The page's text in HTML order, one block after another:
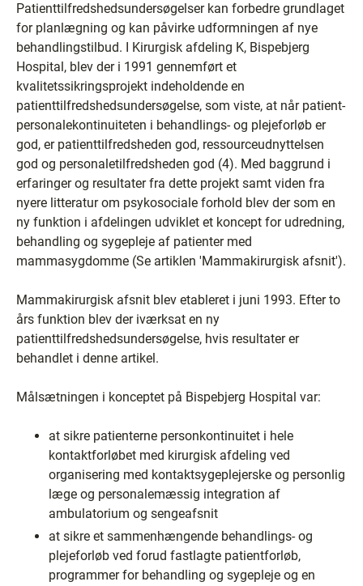
Patienttilfredshedsundersøgelser kan forbedre grundlaget
for planlægning og kan påvirke udformningen af nye
behandlingstilbud. I Kirurgisk afdeling K, Bispebjerg
Hospital, blev der i 1991 gennemført et
kvalitetssikringsprojekt indeholdende en
patienttilfredshedsundersøgelse, som viste, at når patient-
personalekontinuiteten i behandlings- og plejeforløb er
god, er patienttilfredsheden god, ressourceudnyttelsen
god og personaletilfredsheden god (4). Med baggrund i
erfaringer og resultater fra dette projekt samt viden fra
nyere litteratur om psykosociale forhold blev der som en
ny funktion i afdelingen udviklet et koncept for udredning,
behandling og sygepleje af patienter med
mammasygdomme (Se artiklen 'Mammakirurgisk afsnit').
Mammakirurgisk afsnit blev etableret i juni 1993. Efter to
års funktion blev der iværksat en ny
patienttilfredshedsundersøgelse, hvis resultater er
behandlet i denne artikel.
Målsætningen i konceptet på Bispebjerg Hospital var:
at sikre patienterne personkontinuitet i hele
kontaktforløbet med kirurgisk afdeling ved
organisering med kontaktsygeplejerske og personlig
læge og personalemæssig integration af
ambulatorium og sengeafsnit
at sikre et sammenhængende behandlings- og
plejeforløb ved forud fastlagte patientforløb,
programmer for behandling og sygepleje og en